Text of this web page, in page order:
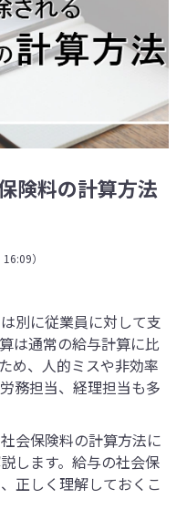
険料の計算方法
16:09）
別に従業員に対して支
は通常の給与計算に比
め、人的ミスや非効率
務担当、経理担当も多
会保険料の計算方法に
します。給与の社会保
正しく理解しておくこ